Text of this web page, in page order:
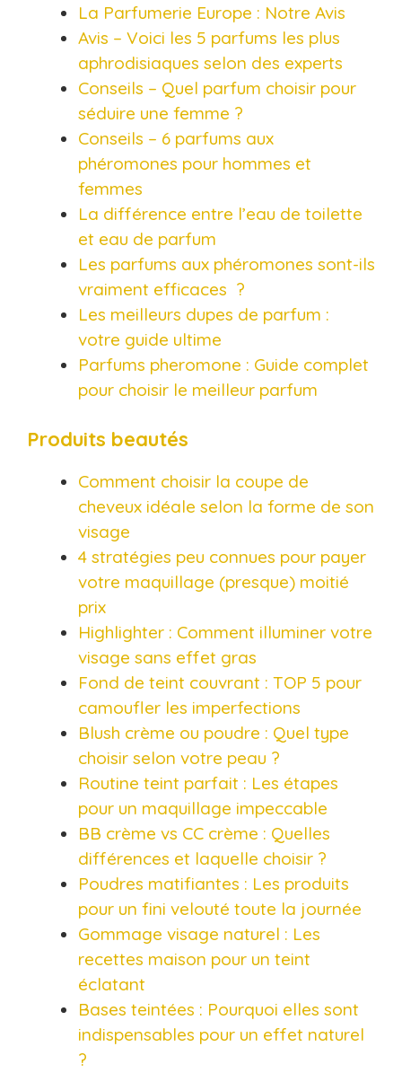
La Parfumerie Europe : Notre Avis
Avis – Voici les 5 parfums les plus
aphrodisiaques selon des experts
Conseils – Quel parfum choisir pour
séduire une femme ?
Conseils – 6 parfums aux
phéromones pour hommes et
femmes
La différence entre l’eau de toilette
et eau de parfum
Les‌ ‌parfums‌ ‌aux‌ ‌phéromones‌ ‌sont-ils‌
‌vraiment‌ ‌efficaces‌ ‌ ?
Les meilleurs dupes de parfum :
votre guide ultime
Parfums pheromone : Guide complet
pour choisir le meilleur parfum
Produits beautés
Comment choisir la coupe de
cheveux idéale selon la forme de son
visage
4 stratégies peu connues pour payer
votre maquillage (presque) moitié
prix
Highlighter : Comment illuminer votre
visage sans effet gras
Fond de teint couvrant : TOP 5 pour
camoufler les imperfections
Blush crème ou poudre : Quel type
choisir selon votre peau ?
Routine teint parfait : Les étapes
pour un maquillage impeccable
BB crème vs CC crème : Quelles
différences et laquelle choisir ?
Poudres matifiantes : Les produits
pour un fini velouté toute la journée
Gommage visage naturel : Les
recettes maison pour un teint
éclatant
Bases teintées : Pourquoi elles sont
indispensables pour un effet naturel
?